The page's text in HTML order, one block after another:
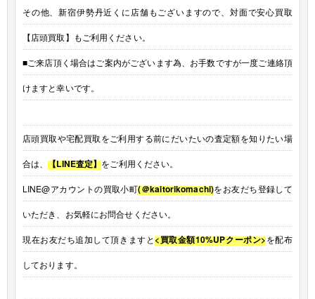
その他、新宿伊勢丹近くに店舗もございますので、対面で安心買取
【店頭買取】もご利用ください。
■ご来店頂く場合はご案内がございます為、お手数ですが一度ご連絡頂
けますと幸いです。
店頭買取や宅配買取をご利用する前にだいたいの査定額を知りたい場
合は、【LINE査定】をご利用ください。
LINE@アカウントの買取小町(＠kaitorikomachi)をお友だち登録して
いただき、お気軽にお問合せください。
現在お友だち追加して頂きますと<買取金額10%UPクーポン>を配布
しております。